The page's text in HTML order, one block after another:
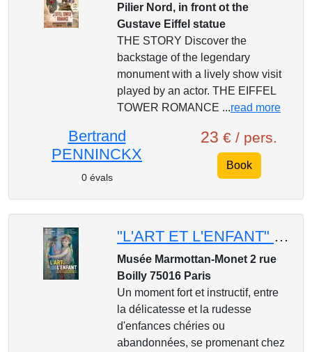
Pilier Nord, in front ot the
Gustave Eiffel statue
THE STORY Discover the
backstage of the legendary
monument with a lively show visit
played by an actor. THE EIFFEL
TOWER ROMANCE ...read more
Bertrand
PENNINCKX
0 évals
23 € / pers.
Book
"L'ART ET L'ENFANT" au Musée Marmottan-Monet
Musée Marmottan-Monet 2 rue
Boilly 75016 Paris
Un moment fort et instructif, entre
la délicatesse et la rudesse
d'enfances chéries ou
abandonnées, se promenant chez